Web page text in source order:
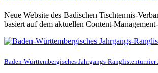
Neue Website des Badischen Tischtennis-
basiert auf dem aktuellen Content-
Baden-Württembergisches Jahrgangs-